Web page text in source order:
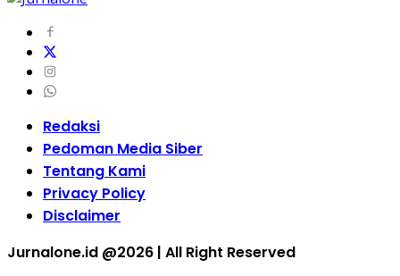
Redaksi
Pedoman Media Siber
Tentang Kami
Privacy Policy
Disclaimer
Jurnalone.id @2026 | All Right Reserved